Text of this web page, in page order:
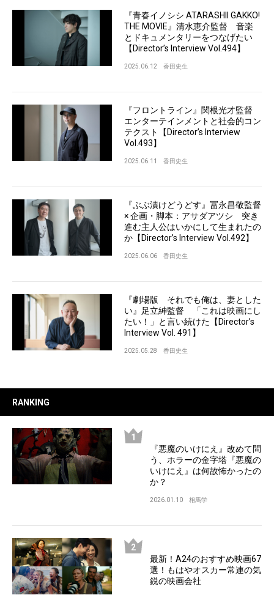
『青春イノシシ ATARASHII GAKKO!
THE MOVIE』清水恵介監督 音楽
とドキュメンタリーをつなげたい
【Director’s Interview Vol.494】
2025.06.12 香田史生
『フロントライン』関根光才監督
エンターテインメントと社会的コン
テクスト【Director’s Interview
Vol.493】
2025.06.11 香田史生
『ぶぶ漬けどうどす』冨永昌敬監督
× 企画・脚本：アサダアツシ 突き
進む主人公はいかにして生まれたの
か【Director’s Interview Vol.492】
2025.06.06 香田史生
『劇場版 それでも俺は、妻とした
い』足立紳監督 「これは映画にし
たい！」と言い続けた【Director’s
Interview Vol. 491】
2025.05.28 香田史生
RANKING
『悪魔のいけにえ』改めて問
う、ホラーの金字塔『悪魔の
いけにえ』は何故怖かったの
か？
2026.01.10 相馬学
最新！A24のおすすめ映画67
選！もはやオスカー常連の気
鋭の映画会社